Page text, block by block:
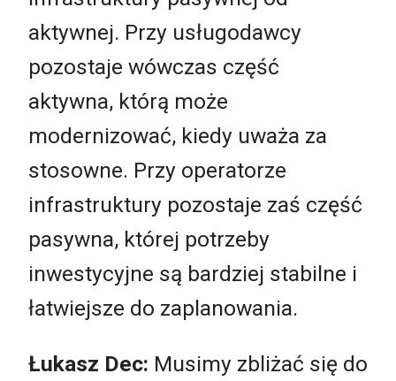
aktywnej. Przy usługodawcy
pozostaje wówczas część
aktywna, którą może
modernizować, kiedy uważa za
stosowne. Przy operatorze
infrastruktury pozostaje zaś część
pasywna, której potrzeby
inwestycyjne są bardziej stabilne i
łatwiejsze do zaplanowania.
Łukasz Dec: Musimy zbliżać się do